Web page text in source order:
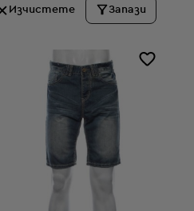
Изчистете Запази